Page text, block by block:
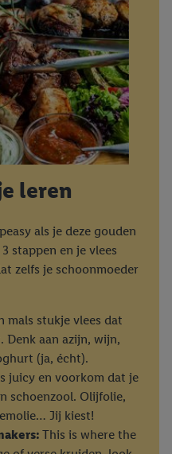
leren
als je deze gouden
stappen en je vlees
zelfs je schoonmoeder
mals stukje vlees dat
Denk aan azijn, wijn,
(ja, écht).
juicy en voorkom dat je
schoenzool. Olijfolie,
Jij kiest!
This is where the